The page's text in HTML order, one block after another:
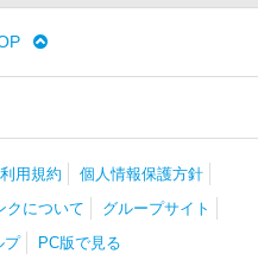
利用規約
個人情報保護方針
クについて
グループサイト
プ PC版で見る